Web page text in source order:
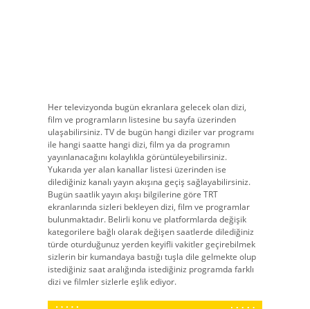
Her televizyonda bugün ekranlara gelecek olan dizi,
film ve programların listesine bu sayfa üzerinden
ulaşabilirsiniz. TV de bugün hangi diziler var programı
ile hangi saatte hangi dizi, film ya da programın
yayınlanacağını kolaylıkla görüntüleyebilirsiniz.
Yukarıda yer alan kanallar listesi üzerinden ise
dilediğiniz kanalı yayın akışına geçiş sağlayabilirsiniz.
Bugün saatlik yayın akışı bilgilerine göre TRT
ekranlarında sizleri bekleyen dizi, film ve programlar
bulunmaktadır. Belirli konu ve platformlarda değişik
kategorilere bağlı olarak değişen saatlerde dilediğiniz
türde oturduğunuz yerden keyifli vakitler geçirebilmek
sizlerin bir kumandaya bastığı tuşla dile gelmekte olup
istediğiniz saat aralığında istediğiniz programda farklı
dizi ve filmler sizlerle eşlik ediyor.